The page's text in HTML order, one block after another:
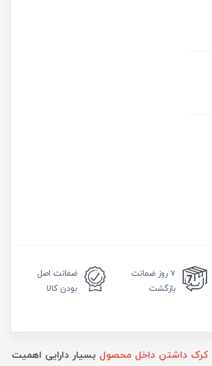
۷ روز
ضمانت
بازگشت
ضمانت اصل
بودن کالا
کرک داشتن داخل محصول بسیار دارایی اهمیت